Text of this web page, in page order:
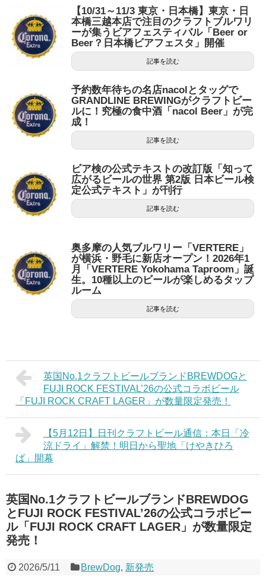
【10/31～11/3 東京・日本橋】東京・日
本橋三越本店で注目のクラフトブルワリ
ーが集うビアフェスティバル「Beer or
Beer？日本橋ビアフェスタ」開催
記事を読む
予約数年待ちの名店nacolとタッグで
GRANDLINE BREWINGがクラフトビー
ルに！究極の食中酒「nacol Beer」が完
成！
記事を読む
ビア検の公式テキストの改訂版「知って
広がるビールの世界 第2版 日本ビール検
定公式テキスト」が刊行
記事を読む
奥多摩の人気ブルワリー「VERTERE」
が横浜・野毛に新店オープン！2026年1
月「VERTERE Yokohama Taproom」誕
生。10種以上のビールが楽しめるタップ
ルーム
記事を読む
英国No.1クラフトビールブランドBREWDOGと
FUJI ROCK FESTIVAL’26の公式コラボビール
「FUJI ROCK CRAFT LAGER」が数量限定発売！
【5月12日】日刊クラフトビール通信：本日「冷
涼ドライ」解禁！明日から聖地「けやきひろ
ば」開幕
英国No.1クラフトビールブランドBREWDOG
とFUJI ROCK FESTIVAL’26の公式コラボビー
ル「FUJI ROCK CRAFT LAGER」が数量限定
発売！
2026/5/11 BrewDog, 新発売